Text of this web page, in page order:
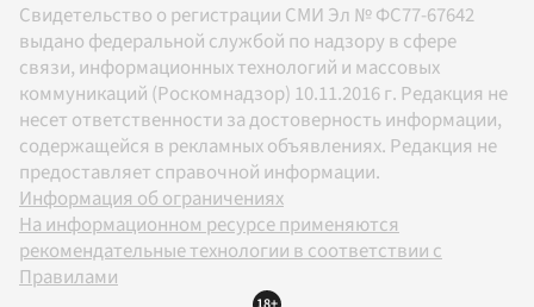
Свидетельство о регистрации СМИ Эл № ФС77-67642
выдано федеральной службой по надзору в сфере
связи, информационных технологий и массовых
коммуникаций (Роскомнадзор) 10.11.2016 г. Редакция не
несет ответственности за достоверность информации,
содержащейся в рекламных объявлениях. Редакция не
предоставляет справочной информации.
Информация об ограничениях
На информационном ресурсе применяются
рекомендательные технологии в соответствии с
Правилами